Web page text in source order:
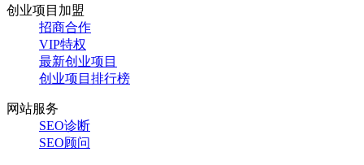
创业项目加盟
招商合作
VIP特权
最新创业项目
创业项目排行榜
网站服务
SEO诊断
SEO顾问